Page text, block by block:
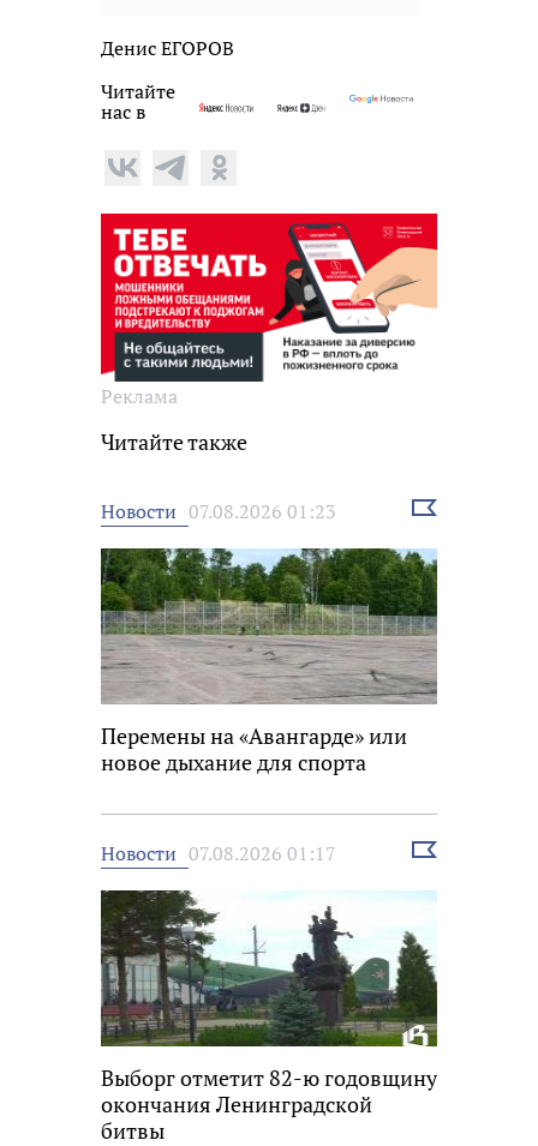
Денис ЕГОРОВ
Читайте
нас в
Реклама
Читайте также
Новости 07.08.2026 01:23
Выбрать
Перемены на «Авангарде» или
новое дыхание для спорта
Новости 07.08.2026 01:17
Выбрать
Выборг отметит 82-ю годовщину
окончания Ленинградской
битвы